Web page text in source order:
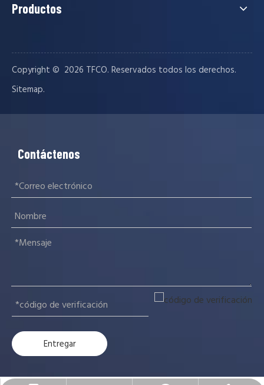
Productos
Copyright © ️ 2026 TFCO. Reservados todos los derechos.
Sitemap.
Contáctenos
Entregar